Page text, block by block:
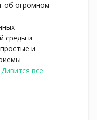
об огромном
среды и
и
Дивится все